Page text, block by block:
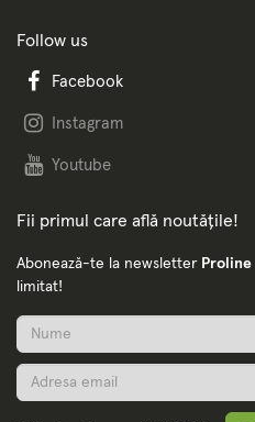
Follow us
Facebook
Instagram
Youtube
Fii primul care află noutățile!
Abonează-te la newsletter Proline
limitat!